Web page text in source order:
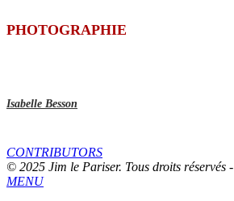
PHOTOGRAPHIE
Isabelle Besson
CONTRIBUTORS
© 2025 Jim le Pariser. Tous droits réservés -
MENU